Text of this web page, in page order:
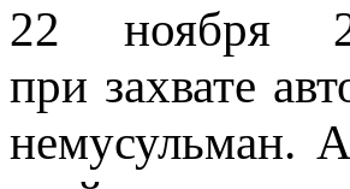
22 ноября
при захвате
немусульман.